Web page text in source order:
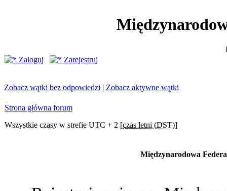
Zaloguj
Zarejestruj
Zobacz wątki bez odpowiedzi | Zobacz aktywne wątki
Strona główna forum
Wszystkie czasy w strefie UTC + 2 [czas letni (DST)]
Międzynarodowa